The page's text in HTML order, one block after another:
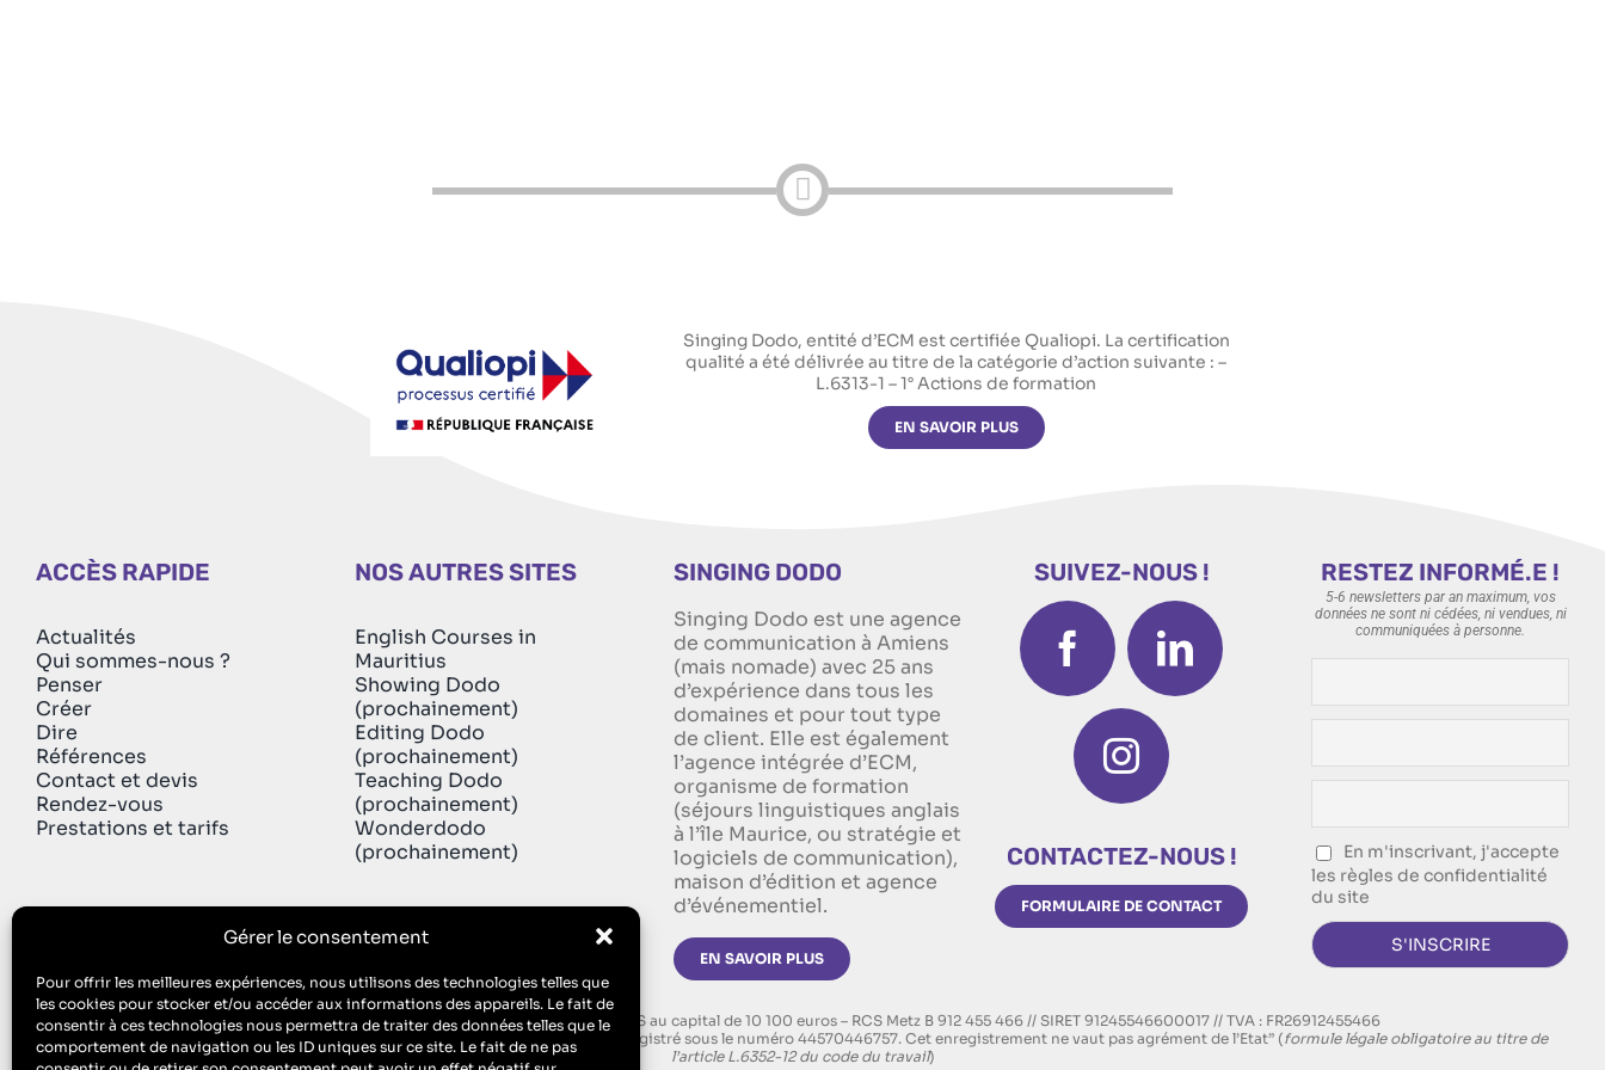
Gérer le consentement
Pour offrir les meilleures expériences, nous utilisons des technologies telles que
les cookies pour stocker et/ou accéder aux informations des appareils. Le fait de
consentir à ces technologies nous permettra de traiter des données telles que le
comportement de navigation ou les ID uniques sur ce site. Le fait de ne pas
Singing Dodo, entité d’ECM est certifiée Qualiopi. La certification
qualité a été délivrée au titre de la catégorie d’action suivante : –
L.6313-1 – 1° Actions de formation
EN SAVOIR PLUS
ACCÈS RAPIDE
Actualités
Qui sommes-nous ?
Penser
Créer
Dire
Références
Contact et devis
Rendez-vous
Prestations et tarifs
NOS AUTRES SITES
English Courses in
Mauritius
Showing Dodo
(prochainement)
Editing Dodo
(prochainement)
Teaching Dodo
(prochainement)
Wonderdodo
(prochainement)
SINGING DODO
Singing Dodo est une agence
de communication à Amiens
(mais nomade) avec 25 ans
d’expérience dans tous les
domaines et pour tout type
de client. Elle est également
l’agence intégrée d’ECM,
organisme de formation
(séjours linguistiques anglais
à l’île Maurice, ou stratégie et
logiciels de communication),
maison d’édition et agence
d’événementiel.
EN SAVOIR PLUS
SUIVEZ-NOUS !
CONTACTEZ-NOUS !
FORMULAIRE DE CONTACT
RESTEZ INFORMÉ.E !
5-6 newsletters par an maximum, vos
données ne sont ni cédées, ni vendues, ni
communiquées à personne.
En m'inscrivant, j'accepte
les règles de confidentialité
du site
Singing Dodo est l’agence de communication d’ECM, SAS au capital de 10 100 euros – RCS Metz B 912 455 466 // SIRET 91245546600017 // TVA : FR26912455466
ECM est aussi un organisme de formation : n° de Prestataire de Formation : “Enregistré sous le numéro 44570446757. Cet enregistrement ne vaut pas agrément de l’Etat” (formule légale obligatoire au titre de
l’article L.6352-12 du code du travail)